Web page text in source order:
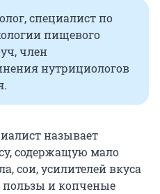
специалист по
пищевого
член
нутрициологов
называет
содержащую мало
сои, усилителей вкуса
пользы и копченые